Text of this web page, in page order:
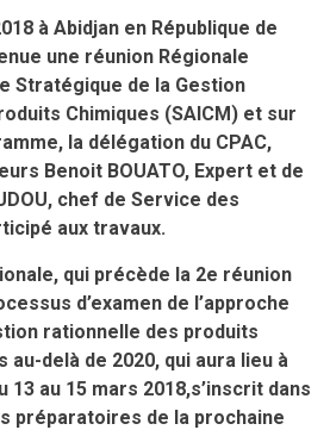
à Abidjan en République de
une réunion Régionale
Stratégique de la Gestion
Chimiques (SAICM) et sur
la délégation du CPAC,
Benoit BOUATO, Expert et de
chef de Service des
aux travaux.
qui précède la 2e réunion
d’examen de l’approche
rationnelle des produits
delà de 2020, qui aura lieu à
13 au 15 mars 2018,s’inscrit dans
préparatoires de la prochaine